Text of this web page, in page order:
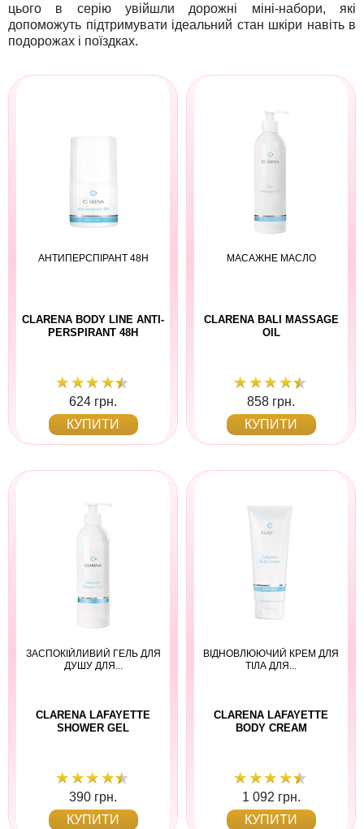
цього в серію увійшли дорожні міні-набори, які
допоможуть підтримувати ідеальний стан шкіри навіть в
подорожах і поїздках.
АНТИПЕРСПІРАНТ 48H
CLARENA BODY LINE ANTI-
PERSPIRANT 48H
624 грн.
КУПИТИ
МАСАЖНЕ МАСЛО
CLARENA BALI MASSAGE
OIL
858 грн.
КУПИТИ
ЗАСПОКІЙЛИВИЙ ГЕЛЬ ДЛЯ
ДУШУ ДЛЯ...
CLARENA LAFAYETTE
SHOWER GEL
390 грн.
КУПИТИ
ВІДНОВЛЮЮЧИЙ КРЕМ ДЛЯ
ТІЛА ДЛЯ...
CLARENA LAFAYETTE
BODY CREAM
1 092 грн.
КУПИТИ